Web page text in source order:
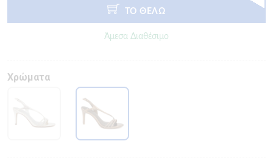
ΤΟ ΘΕΛΩ
Άμεσα Διαθέσιμο
Χρώματα